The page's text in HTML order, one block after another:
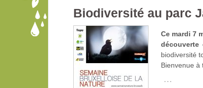
Biodiversité au parc
Ce mardi 7
découverte
biodiversité
Bienvenue à
…